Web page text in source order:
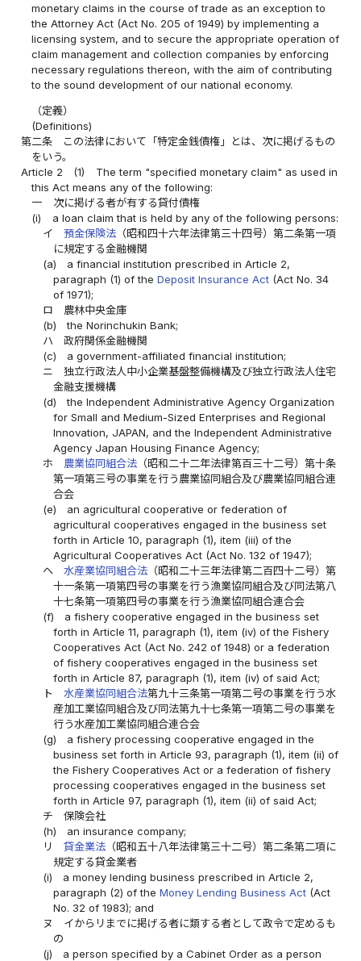
monetary claims in the course of trade as an exception to
the Attorney Act (Act No. 205 of 1949) by implementing a
licensing system, and to secure the appropriate operation of
claim management and collection companies by enforcing
necessary regulations thereon, with the aim of contributing
to the sound development of our national economy.
（定義）
(Definitions)
第二条
この法律において「特定金銭債権」とは、次に掲げるもの
をいう。
Article 2
(1)
The term "specified monetary claim" as used in
this Act means any of the following:
一
次に掲げる者が有する貸付債権
(i)
a loan claim that is held by any of the following persons:
イ
預金保険法（昭和四十六年法律第三十四号）第二条第一項
に規定する金融機関
(a)
a financial institution prescribed in Article 2,
paragraph (1) of the Deposit Insurance Act(Act No. 34
of 1971);
ロ
農林中央金庫
(b)
the Norinchukin Bank;
ハ
政府関係金融機関
(c)
a government-affiliated financial institution;
ニ
独立行政法人中小企業基盤整備機構及び独立行政法人住宅
金融支援機構
(d)
the Independent Administrative Agency Organization
for Small and Medium-Sized Enterprises and Regional
Innovation, JAPAN, and the Independent Administrative
Agency Japan Housing Finance Agency;
ホ
農業協同組合法（昭和二十二年法律第百三十二号）第十条
第一項第三号の事業を行う農業協同組合及び農業協同組合連
合会
(e)
an agricultural cooperative or federation of
agricultural cooperatives engaged in the business set
forth in Article 10, paragraph (1), item (iii) of the
Agricultural Cooperatives Act (Act No. 132 of 1947);
ヘ
水産業協同組合法（昭和二十三年法律第二百四十二号）第
十一条第一項第四号の事業を行う漁業協同組合及び同法第八
十七条第一項第四号の事業を行う漁業協同組合連合会
(f)
a fishery cooperative engaged in the business set
forth in Article 11, paragraph (1), item (iv) of the Fishery
Cooperatives Act (Act No. 242 of 1948) or a federation
of fishery cooperatives engaged in the business set
forth in Article 87, paragraph (1), item (iv) of said Act;
ト
水産業協同組合法第九十三条第一項第二号の事業を行う水
産加工業協同組合及び同法第九十七条第一項第二号の事業を
行う水産加工業協同組合連合会
(g)
a fishery processing cooperative engaged in the
business set forth in Article 93, paragraph (1), item (ii) of
the Fishery Cooperatives Act or a federation of fishery
processing cooperatives engaged in the business set
forth in Article 97, paragraph (1), item (ii) of said Act;
チ
保険会社
(h)
an insurance company;
リ
貸金業法（昭和五十八年法律第三十二号）第二条第二項に
規定する貸金業者
(i)
a money lending business prescribed in Article 2,
paragraph (2) of the Money Lending Business Act(Act
No. 32 of 1983); and
ヌ
イからリまでに掲げる者に類する者として政令で定めるも
の
(j)
a person specified by a Cabinet Order as a person